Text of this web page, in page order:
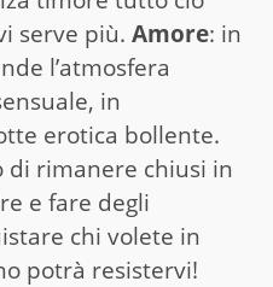
serve più. Amore: in
l’atmosfera
in
erotica bollente.
di rimanere chiusi in
e fare degli
chi volete in
potrà resistervi!